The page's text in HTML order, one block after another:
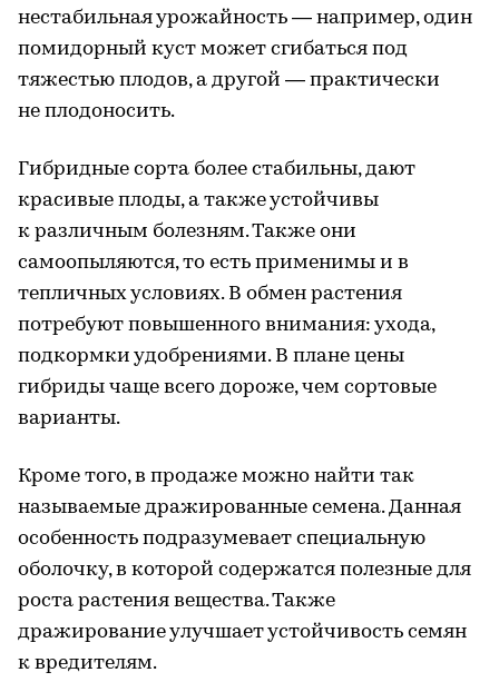
нестабильная урожайность — например, один
помидорный куст может сгибаться под
тяжестью плодов, а другой — практически
не плодоносить.
Гибридные сорта более стабильны, дают
красивые плоды, а также устойчивы
к различным болезням. Также они
самоопыляются, то есть применимы и в
тепличных условиях. В обмен растения
потребуют повышенного внимания: ухода,
подкормки удобрениями. В плане цены
гибриды чаще всего дороже, чем сортовые
варианты.
Кроме того, в продаже можно найти так
называемые дражированные семена. Данная
особенность подразумевает специальную
оболочку, в которой содержатся полезные для
роста растения вещества. Также
дражирование улучшает устойчивость семян
к вредителям.